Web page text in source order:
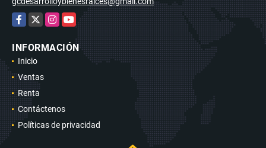
Facebook
X Instagram
YouTube
INFORMACIÓN
Inicio
Ventas
Renta
Contáctenos
Políticas de privacidad